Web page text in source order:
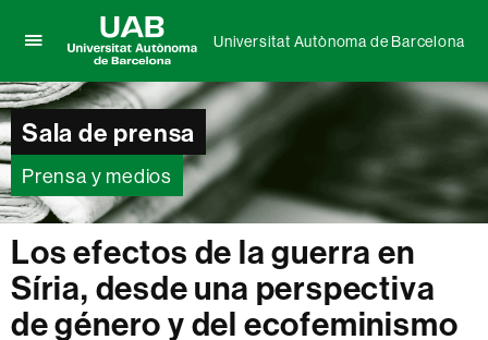
aquí
para
desplegar
el
menú
de
Universitat
Autònoma
de
Barcelona
Universitat
Autònoma
de
Universitat Autònoma de Barcelona
Sala de prensa
Prensa y medios
Los efectos de la guerra en
Síria, desde una perspectiva
de género y del ecofeminismo